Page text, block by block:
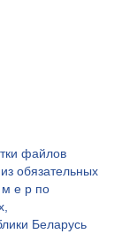
файлов
обязательных
е р по
Беларусь